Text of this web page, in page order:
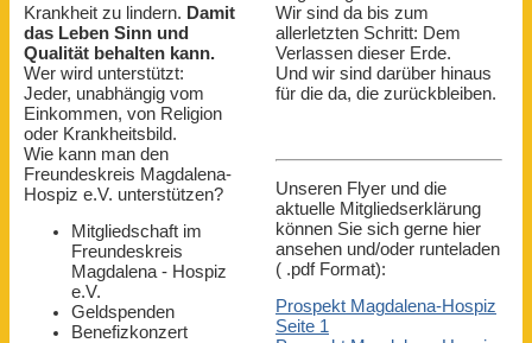
Krankheit zu lindern. Damit
das Leben Sinn und
Qualität behalten kann.
Wer wird unterstützt:
Jeder, unabhängig vom
Einkommen, von Religion
oder Krankheitsbild.
Wie kann man den
Freundeskreis Magdalena-
Hospiz e.V. unterstützen?
Mitgliedschaft im
Freundeskreis
Magdalena - Hospiz
e.V.
Geldspenden
Benefizkonzert
Wir sind da bis zum
allerletzten Schritt: Dem
Verlassen dieser Erde.
Und wir sind darüber hinaus
für die da, die zurückbleiben.
Unseren Flyer und die
aktuelle Mitgliedserklärung
können Sie sich gerne hier
ansehen und/oder runteladen
( .pdf Format):
Prospekt Magdalena-Hospiz
Seite 1